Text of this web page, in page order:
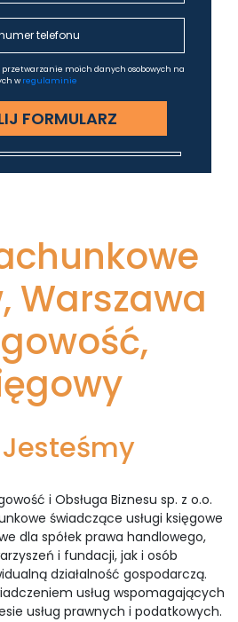
moich danych osobowych na
wregulaminie
Warszawa
i Obsługa Biznesu sp. z o.o.
świadczące usługi księgowe
dla spółek prawa handlowego,
i fundacji, jak i osób
działalność gospodarczą.
usług wspomagających
usług prawnych i podatkowych.